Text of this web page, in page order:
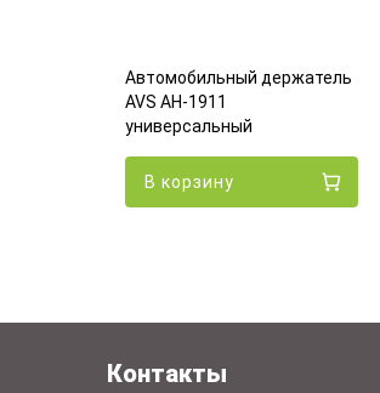
Автомобильный держатель
AVS AH-1911
универсальный
В корзину
Контакты